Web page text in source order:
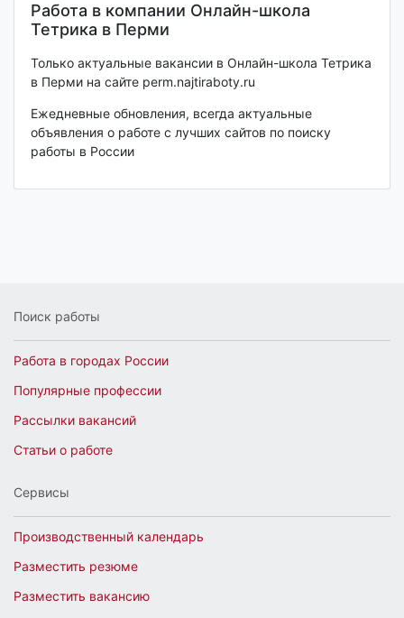
Работа в компании Онлайн-школа
Тетрика в Перми
Только актуальные вакансии в Онлайн-школа Тетрика
в Перми на сайте perm.najtiraboty.ru
Ежедневные обновления, всегда актуальные
объявления о работе с лучших сайтов по поиску
работы в России
Поиск работы
Работа в городах России
Популярные профессии
Рассылки вакансий
Статьи о работе
Сервисы
Производственный календарь
Разместить резюме
Разместить вакансию